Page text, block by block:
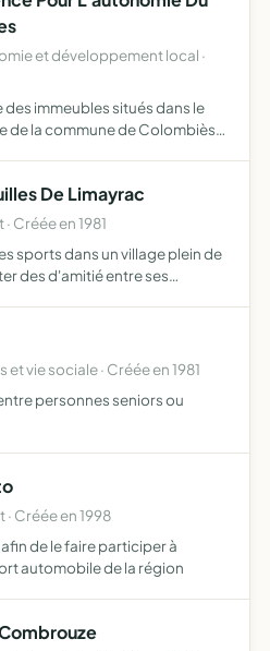
et développement local ·
immeubles situés dans le
de la commune de Colombiès,
De Limayrac
Créée en 1981
sports dans un village plein de
des d'amitié entre ses
et vie sociale · Créée en 1981
personnes seniors ou
Créée en 1998
de le faire participer à
automobile de la région